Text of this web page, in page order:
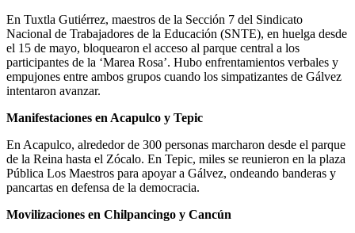
En Tuxtla Gutiérrez, maestros de la Sección 7 del Sindicato
Nacional de Trabajadores de la Educación (SNTE), en huelga desde
el 15 de mayo, bloquearon el acceso al parque central a los
participantes de la ‘Marea Rosa’. Hubo enfrentamientos verbales y
empujones entre ambos grupos cuando los simpatizantes de Gálvez
intentaron avanzar.
Manifestaciones en Acapulco y Tepic
En Acapulco, alrededor de 300 personas marcharon desde el parque
de la Reina hasta el Zócalo. En Tepic, miles se reunieron en la plaza
Pública Los Maestros para apoyar a Gálvez, ondeando banderas y
pancartas en defensa de la democracia.
Movilizaciones en Chilpancingo y Cancún